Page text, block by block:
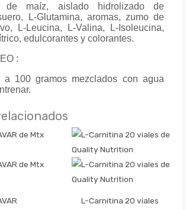
de maíz, aislado hidrolizado de
L-Glutamina, aromas, zumo de
L-Leucina, L-Valina, L-Isoleucina,
edulcorantes y colorantes.
:
a 100 gramos mezclados con agua
L-Carnitina 20 viales